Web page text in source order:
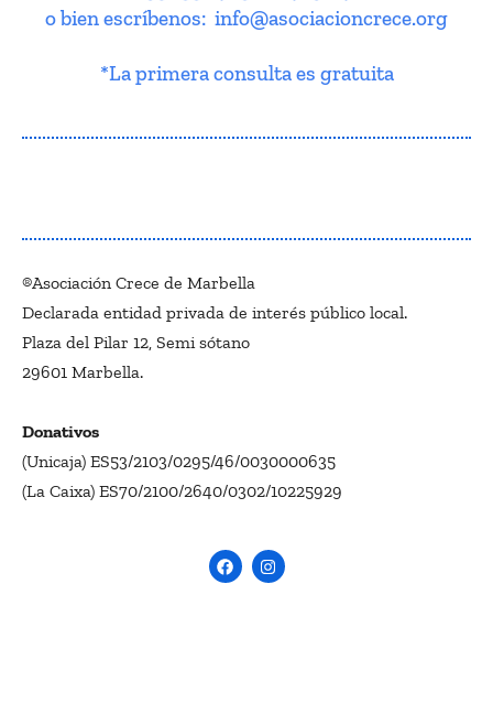
o bien escríbenos: info@asociacioncrece.org
*La primera consulta es gratuita
®Asociación Crece de Marbella
Declarada entidad privada de interés público local.
Plaza del Pilar 12, Semi sótano
29601 Marbella.
Donativos
(Unicaja) ES53/2103/0295/46/0030000635
(La Caixa) ES70/2100/2640/0302/10225929